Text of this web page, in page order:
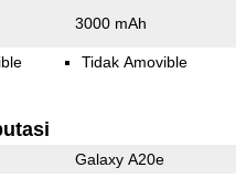
3000 mAh
Tidak Amovible
Galaxy A20e